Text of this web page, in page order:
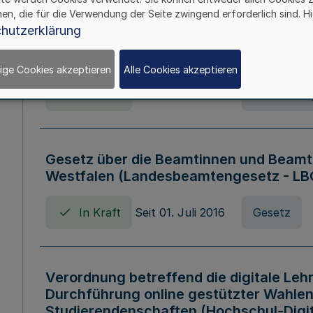
Verordnung über die
Nordrhein-Westfalen
Gesetz über die Beamtinnen und
Westfalen (Landesbeamtengesetz -
In Kraft Seit 01. Juli 2016 Gesetz
Verordnung betreffend die digitale
Durchführung online gestützter
die für die Verwendung der Seite zwingend erforderlich sind.
Cookies akzeptieren Alle Cookies akzeptieren